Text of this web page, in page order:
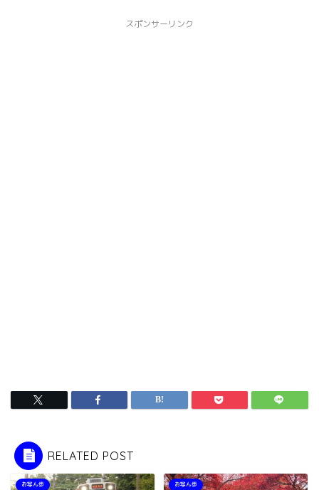
スポンサーリンク
RELATED POST
お写ん歩 お写ん歩